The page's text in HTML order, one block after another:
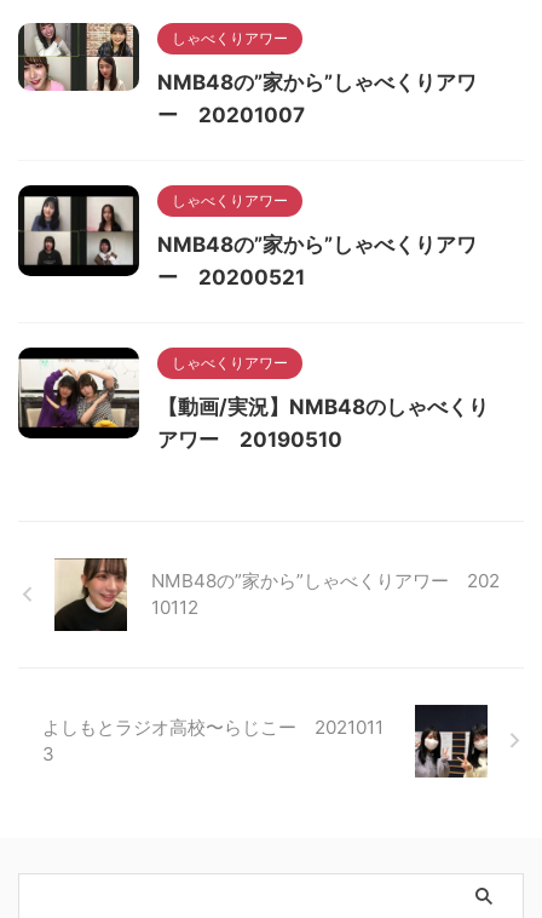
しゃべくりアワー
NMB48の”家から”しゃべくりアワ
ー 20201007
しゃべくりアワー
NMB48の”家から”しゃべくりアワ
ー 20200521
しゃべくりアワー
【動画/実況】NMB48のしゃべくり
アワー 20190510
NMB48の”家から”しゃべくりアワー 202
10112
よしもとラジオ高校〜らじこー 2021011
3